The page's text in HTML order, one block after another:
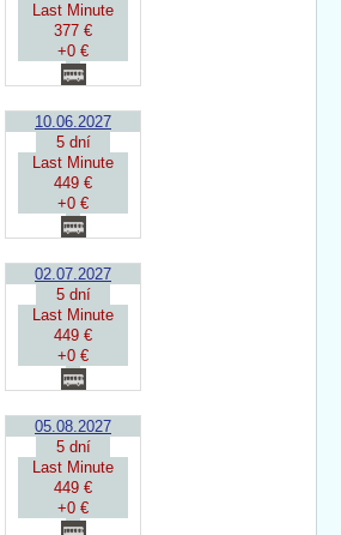
Last Minute
377 €
+0 €
10.06.2027
5 dní
Last Minute
449 €
+0 €
02.07.2027
5 dní
Last Minute
449 €
+0 €
05.08.2027
5 dní
Last Minute
449 €
+0 €